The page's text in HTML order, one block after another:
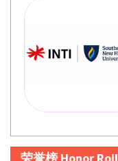
荣誉榜 Honor Roll